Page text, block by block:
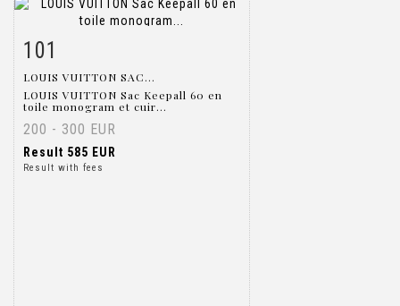
Item detail
101
LOUIS VUITTON SAC...
LOUIS VUITTON Sac Keepall 60 en
toile monogram et cuir...
200 - 300 EUR
Result 585 EUR
Result with fees